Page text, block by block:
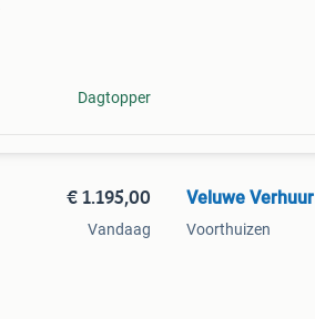
Dagtopper
€ 1.195,00
Vandaag
Veluwe Verhuur
Voorthuizen